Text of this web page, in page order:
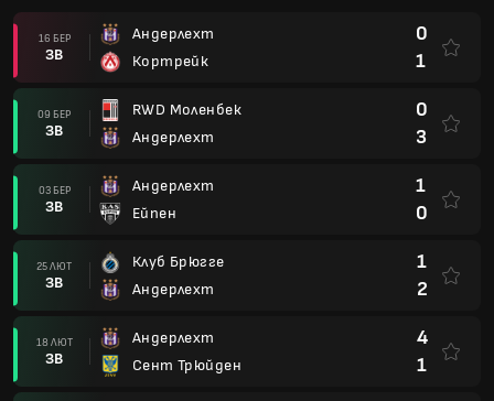
16 БЕР
ЗВ
Андерлехт
Кортрейк
0
1
09 БЕР
ЗВ
RWD Моленбек
Андерлехт
0
3
03 БЕР
ЗВ
Андерлехт
Ейпен
1
0
25 ЛЮТ
ЗВ
Клуб Брюгге
Андерлехт
1
2
18 ЛЮТ
ЗВ
Андерлехт
Сент Трюйден
4
1